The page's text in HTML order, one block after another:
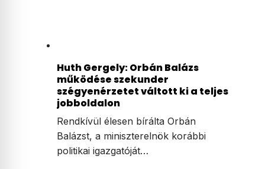
Huth Gergely: Orbán Balázs
működése szekunder
szégyenérzetet váltott ki a teljes
jobboldalon
Rendkívül élesen bírálta Orbán
Balázst, a miniszterelnök korábbi
politikai igazgatóját…